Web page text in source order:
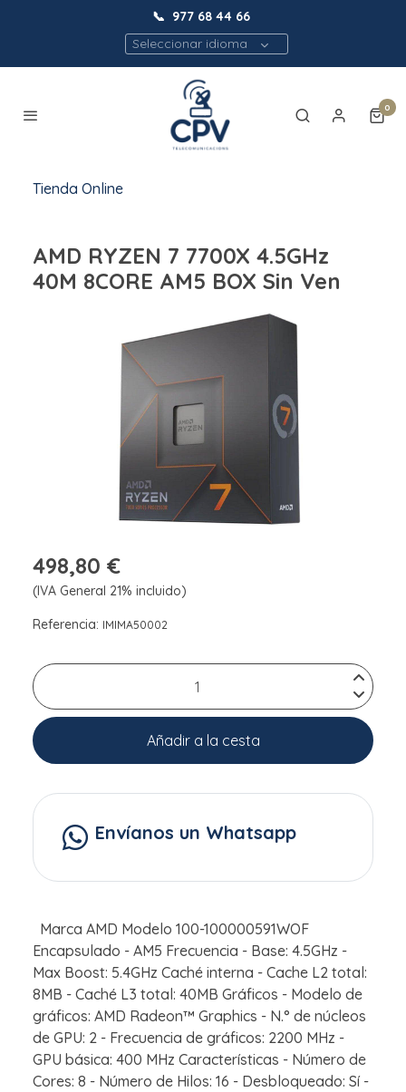
📞 977 68 44 66
Seleccionar idioma
0
Tienda Online
AMD RYZEN 7 7700X 4.5GHz
40M 8CORE AM5 BOX Sin Ven
498,80 €
(IVA General 21% incluido)
Referencia: IMIMA50002
Añadir a la cesta
Envíanos un Whatsapp
Marca AMD Modelo 100-100000591WOF
Encapsulado - AM5 Frecuencia - Base: 4.5GHz -
Max Boost: 5.4GHz Caché interna - Cache L2 total:
8MB - Caché L3 total: 40MB Gráficos - Modelo de
gráficos: AMD Radeon™ Graphics - N.° de núcleos
de GPU: 2 - Frecuencia de gráficos: 2200 MHz -
GPU básica: 400 MHz Características - Número de
Cores: 8 - Número de Hilos: 16 - Desbloqueado: Sí -